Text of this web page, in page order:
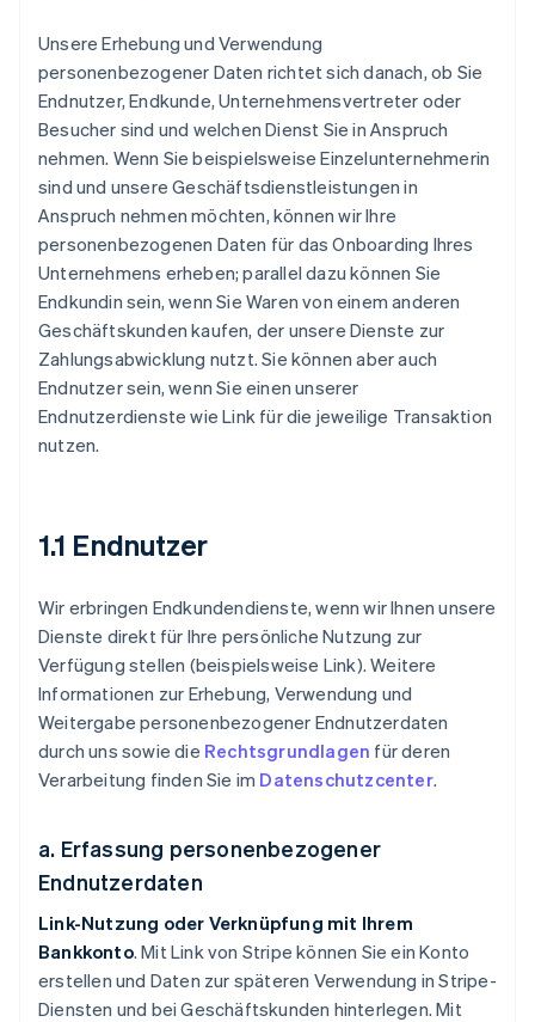
Unsere Erhebung und Verwendung
personenbezogener Daten richtet sich danach, ob Sie
Endnutzer, Endkunde, Unternehmensvertreter oder
Besucher sind und welchen Dienst Sie in Anspruch
nehmen. Wenn Sie beispielsweise Einzelunternehmerin
sind und unsere Geschäftsdienstleistungen in
Anspruch nehmen möchten, können wir Ihre
personenbezogenen Daten für das Onboarding Ihres
Unternehmens erheben; parallel dazu können Sie
Endkundin sein, wenn Sie Waren von einem anderen
Geschäftskunden kaufen, der unsere Dienste zur
Zahlungsabwicklung nutzt. Sie können aber auch
Endnutzer sein, wenn Sie einen unserer
Endnutzerdienste wie Link für die jeweilige Transaktion
nutzen.
1.1 Endnutzer
Wir erbringen Endkundendienste, wenn wir Ihnen unsere
Dienste direkt für Ihre persönliche Nutzung zur
Verfügung stellen (beispielsweise Link). Weitere
Informationen zur Erhebung, Verwendung und
Weitergabe personenbezogener Endnutzerdaten
durch uns sowie die Rechtsgrundlagen für deren
Verarbeitung finden Sie im Datenschutzcenter.
a. Erfassung personenbezogener
Endnutzerdaten
Link-Nutzung oder Verknüpfung mit Ihrem
Bankkonto. Mit Link von Stripe können Sie ein Konto
erstellen und Daten zur späteren Verwendung in Stripe-
Diensten und bei Geschäftskunden hinterlegen. Mit